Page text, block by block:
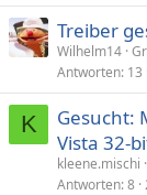
Treiber
Wilhelm14
Antworten 13
K
Gesucht:
Vista 32-
kleene.mischi
Antworten 8